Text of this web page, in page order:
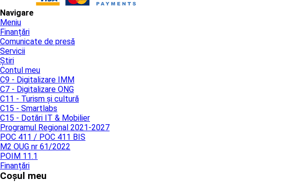
Navigare
Meniu
Finanțări
Comunicate de presă
Servicii
Știri
Contul meu
C9 - Digitalizare IMM
C7 - Digitalizare ONG
C11 - Turism și cultură
C15 - Smartlabs
C15 - Dotări IT & Mobilier
Programul Regional 2021-2027
POC 411 / POC 411 BIS
M2 OUG nr 61/2022
POIM 11.1
Finanțări
Coșul meu